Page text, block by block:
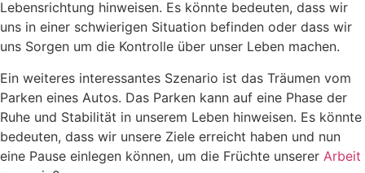
Lebensrichtung hinweisen. Es könnte bedeuten, dass wir
uns in einer schwierigen Situation befinden oder dass wir
uns Sorgen um die Kontrolle über unser Leben machen.
Ein weiteres interessantes Szenario ist das Träumen vom
Parken eines Autos. Das Parken kann auf eine Phase der
Ruhe und Stabilität in unserem Leben hinweisen. Es könnte
bedeuten, dass wir unsere Ziele erreicht haben und nun
eine Pause einlegen können, um die Früchte unserer Arbeit